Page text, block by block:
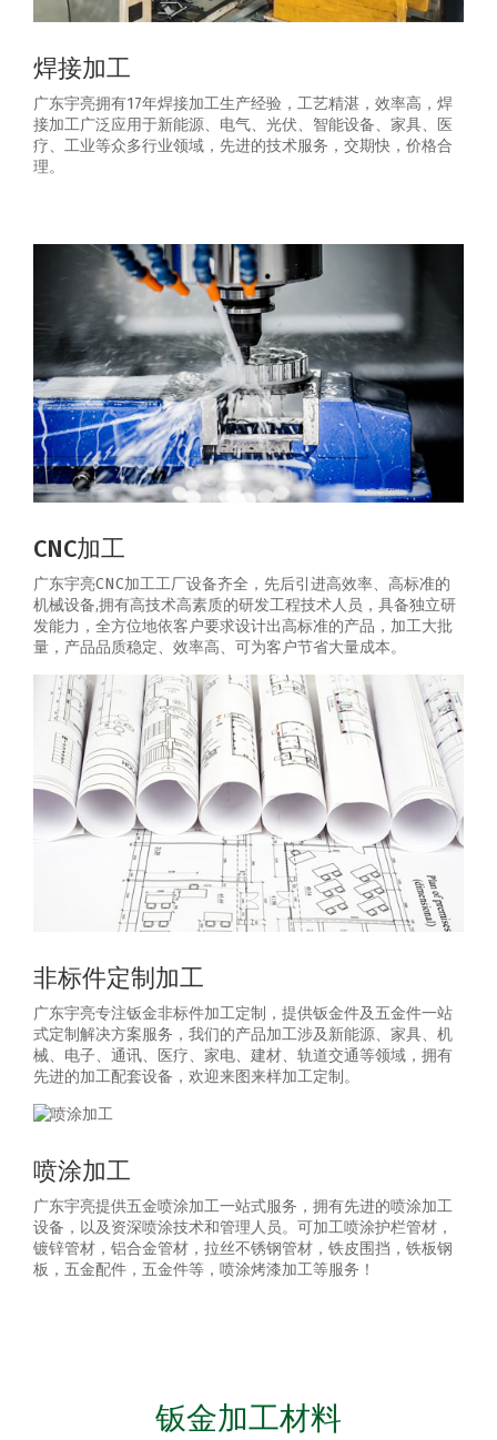
焊接加工
广东宇亮拥有17年焊接加工生产经验，工艺精湛，效率高，焊
接加工广泛应用于新能源、电气、光伏、智能设备、家具、医
疗、工业等众多行业领域，先进的技术服务，交期快，价格合
理。
CNC加工
广东宇亮CNC加工工厂设备齐全，先后引进高效率、高标准的
机械设备,拥有高技术高素质的研发工程技术人员，具备独立研
发能力，全方位地依客户要求设计出高标准的产品，加工大批
量，产品品质稳定、效率高、可为客户节省大量成本。
非标件定制加工
广东宇亮专注钣金非标件加工定制，提供钣金件及五金件一站
式定制解决方案服务，我们的产品加工涉及新能源、家具、机
械、电子、通讯、医疗、家电、建材、轨道交通等领域，拥有
先进的加工配套设备，欢迎来图来样加工定制。
喷涂加工
广东宇亮提供五金喷涂加工一站式服务，拥有先进的喷涂加工
设备，以及资深喷涂技术和管理人员。可加工喷涂护栏管材，
镀锌管材，铝合金管材，拉丝不锈钢管材，铁皮围挡，铁板钢
板，五金配件，五金件等，喷涂烤漆加工等服务！
钣金加工材料